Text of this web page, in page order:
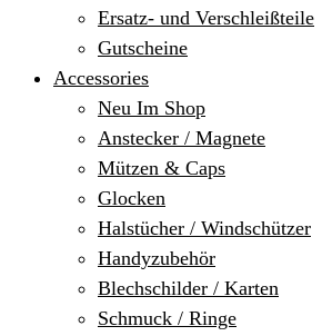
Ersatz- und Verschleißteile
Gutscheine
Accessories
Neu Im Shop
Anstecker / Magnete
Mützen & Caps
Glocken
Halstücher / Windschützer
Handyzubehör
Blechschilder / Karten
Schmuck / Ringe